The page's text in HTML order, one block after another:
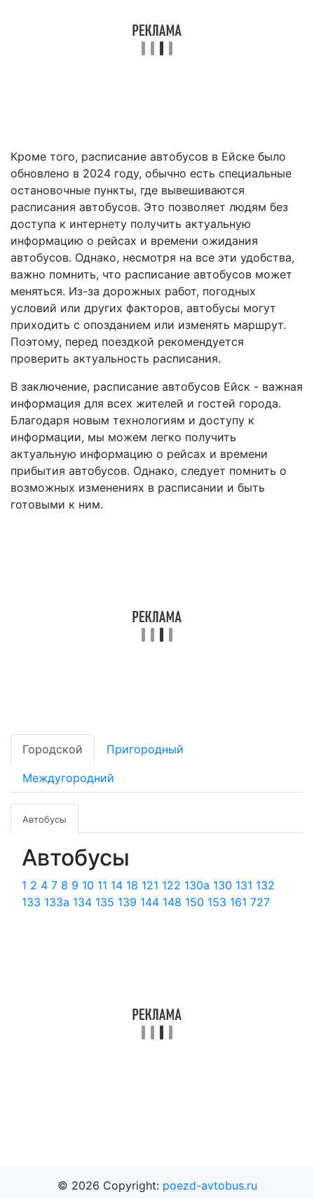
Кроме того, расписание автобусов в Ейске было
обновлено в 2024 году, обычно есть специальные
остановочные пункты, где вывешиваются
расписания автобусов. Это позволяет людям без
доступа к интернету получить актуальную
информацию о рейсах и времени ожидания
автобусов. Однако, несмотря на все эти удобства,
важно помнить, что расписание автобусов может
меняться. Из-за дорожных работ, погодных
условий или других факторов, автобусы могут
приходить с опозданием или изменять маршрут.
Поэтому, перед поездкой рекомендуется
проверить актуальность расписания.
В заключение, расписание автобусов Ейск - важная
информация для всех жителей и гостей города.
Благодаря новым технологиям и доступу к
информации, мы можем легко получить
актуальную информацию о рейсах и времени
прибытия автобусов. Однако, следует помнить о
возможных изменениях в расписании и быть
готовыми к ним.
Городской Пригородный
Междугородний
Автобусы
Автобусы
1 2 4 7 8 9 10 11 14 18 121 122 130а 130 131 132
133 133а 134 135 139 144 148 150 153 161 727
© 2026 Copyright: poezd-avtobus.ru